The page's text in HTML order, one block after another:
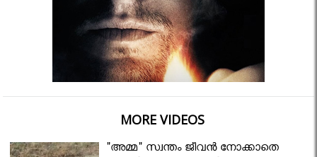
MORE VIDEOS
"അമ്മ" സ്വന്തം ജീവൻ നോക്കാതെ